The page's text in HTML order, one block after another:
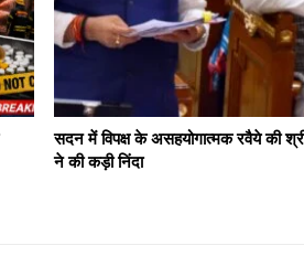
सदन में विपक्ष के असहयोगात्मक रवैये की
ने की कड़ी निंदा